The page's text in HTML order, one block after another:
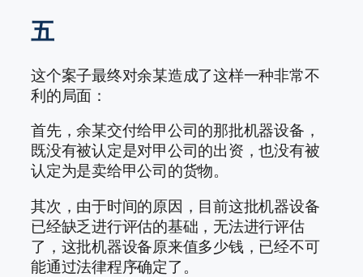
五
这个案子最终对余某造成了这样一种非常不
利的局面：
首先，余某交付给甲公司的那批机器设备，
既没有被认定是对甲公司的出资，也没有被
认定为是卖给甲公司的货物。
其次，由于时间的原因，目前这批机器设备
已经缺乏进行评估的基础，无法进行评估
了，这批机器设备原来值多少钱，已经不可
能通过法律程序确定了。